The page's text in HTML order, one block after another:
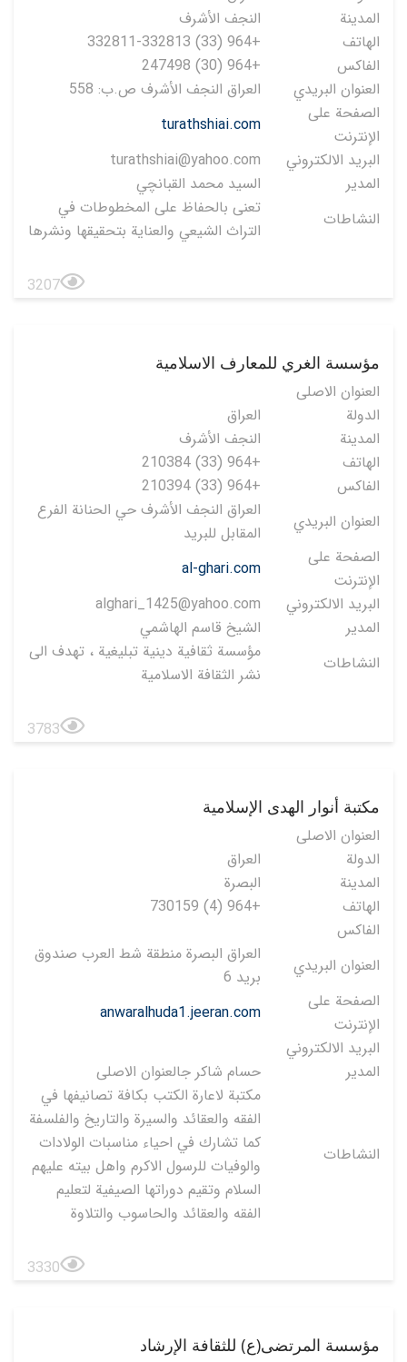
المدينة
النجف الأشرف
الهاتف
+964 (33) 332811-332813
الفاكس
+964 (30) 247498
العنوان البريدي
العراق النجف الأشرف ص.ب: 558
الصفحة على
الإنترنت
turathshiai.com
البريد الالكتروني
turathshiai@yahoo.com
المدير
السيد محمد القبانچي
النشاطات
تعنى بالحفاظ على المخطوطات في
التراث الشيعي والعناية بتحقيقها ونشرها
3207
مؤسسة الغري للمعارف الاسلامية
العنوان الاصلی
الدولة
العراق
المدينة
النجف الأشرف
الهاتف
+964 (33) 210384
الفاكس
+964 (33) 210394
العنوان البريدي
العراق النجف الأشرف حي الحنانة الفرع
المقابل للبريد
الصفحة على
الإنترنت
al-ghari.com
البريد الالكتروني
alghari_1425@yahoo.com
المدير
الشيخ قاسم الهاشمي
النشاطات
مؤسسة ثقافية دينية تبليغية ، تهدف الى
نشر الثقافة الاسلامية
3783
مكتبة أنوار الهدى الإسلامية
العنوان الاصلی
الدولة
العراق
المدينة
البصرة
الهاتف
+964 (4) 730159
الفاكس
العنوان البريدي
العراق البصرة منطقة شط العرب صندوق
بريد 6
الصفحة على
الإنترنت
anwaralhuda1.jeeran.com
البريد الالكتروني
المدير
حسام شاكر جالعنوان الاصلی
النشاطات
مكتبة لاعارة الكتب بكافة تصانيفها في
الفقه والعقائد والسيرة والتاريخ والفلسفة
كما تشارك في احياء مناسبات الولادات
والوفيات للرسول الاكرم واهل بيته عليهم
السلام وتقيم دوراتها الصيفية لتعليم
الفقه والعقائد والحاسوب والتلاوة
3330
مؤسسة المرتضى(ع) للثقافة الإرشاد